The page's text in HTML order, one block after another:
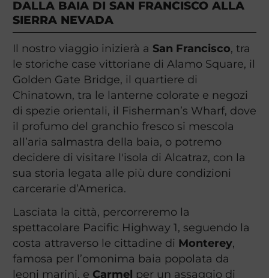
DALLA BAIA DI SAN FRANCISCO ALLA
SIERRA NEVADA
Il nostro viaggio inizierà a San Francisco, tra
le storiche case vittoriane di Alamo Square, il
Golden Gate Bridge, il quartiere di
Chinatown, tra le lanterne colorate e negozi
di spezie orientali, il Fisherman’s Wharf, dove
il profumo del granchio fresco si mescola
all’aria salmastra della baia, o potremo
decidere di visitare l'isola di Alcatraz, con la
sua storia legata alle più dure condizioni
carcerarie d’America.
Lasciata la città, percorreremo la
spettacolare Pacific Highway 1, seguendo la
costa attraverso le cittadine di Monterey,
famosa per l’omonima baia popolata da
leoni marini, e Carmel per un assaggio di